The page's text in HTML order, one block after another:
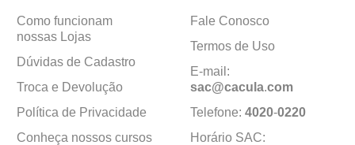
Como funcionam
nossas Lojas
Dúvidas de Cadastro
Troca e Devolução
Política de Privacidade
Conheça nossos cursos
Fale Conosco
Termos de Uso
E-mail:
sac@cacula.com
Telefone: 4020-0220
Horário SAC: